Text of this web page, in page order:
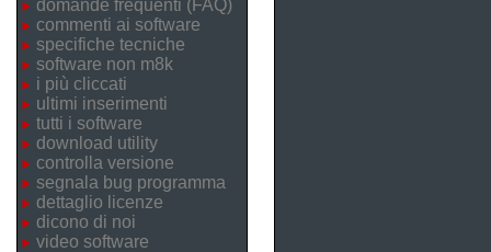
domande frequenti (FAQ)
commenti ai software
specifiche tecniche
software non m8k
i più cliccati
ultimi inserimenti
tutti i software
download utility
controlla versione
segnala bug programma
dettaglio licenze
dicono di noi
video software